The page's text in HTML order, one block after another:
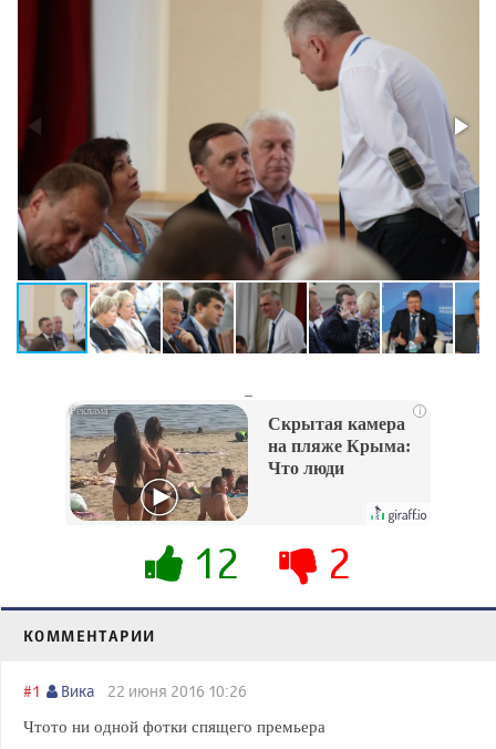
i
Скрытая камера
на пляже Крыма:
Что люди
их не видят...
12 2
КОММЕНТАРИИ
#1 Вика 22 июня 2016 10:26
Чтото ни одной фотки спящего премьера